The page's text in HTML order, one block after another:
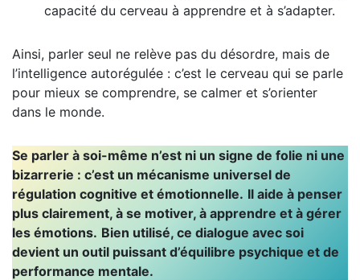
capacité du cerveau à apprendre et à s’adapter.
Ainsi, parler seul ne relève pas du désordre, mais de
l’intelligence autorégulée : c’est le cerveau qui se parle
pour mieux se comprendre, se calmer et s’orienter
dans le monde.
Se parler à soi-même n’est ni un signe de folie ni une
bizarrerie : c’est un mécanisme universel de
régulation cognitive et émotionnelle. Il aide à penser
plus clairement, à se motiver, à apprendre et à gérer
les émotions. Bien utilisé, ce dialogue avec soi
devient un outil puissant d’équilibre psychique et de
performance mentale.